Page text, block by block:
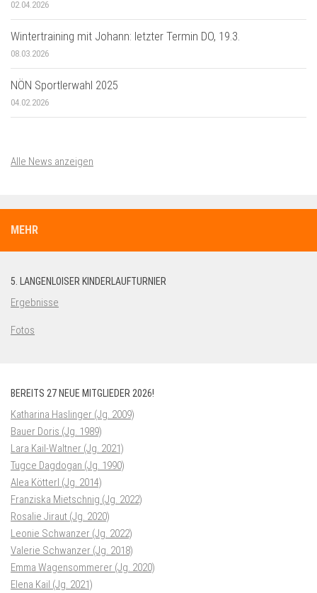
02.04.2026
Wintertraining mit Johann: letzter Termin DO, 19.3.
08.03.2026
NÖN Sportlerwahl 2025
04.02.2026
Alle News anzeigen
MEHR
5. LANGENLOISER KINDERLAUFTURNIER
Ergebnisse
Fotos
BEREITS 27 NEUE MITGLIEDER 2026!
Katharina Haslinger (Jg. 2009)
Bauer Doris (Jg. 1989)
Lara Kail-Waltner (Jg. 2021)
Tugce Dagdogan (Jg. 1990)
Alea Kötterl (Jg. 2014)
Franziska Mietschnig (Jg. 2022)
Rosalie Jiraut (Jg. 2020)
Leonie Schwanzer (Jg. 2022)
Valerie Schwanzer (Jg. 2018)
Emma Wagensommerer (Jg. 2020)
Elena Kail (Jg. 2021)